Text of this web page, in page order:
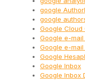
google
google
Google Cloud
Google e-mail
Google e-mail
Google
Google Inbox
Google Inbox